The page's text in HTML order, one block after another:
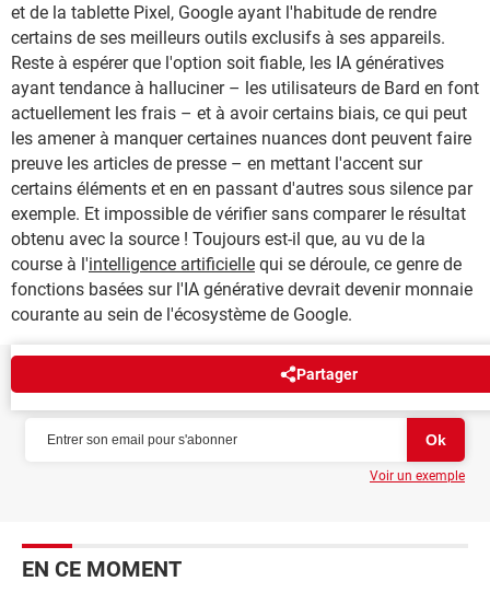
et de la tablette Pixel, Google ayant l'habitude de rendre
certains de ses meilleurs outils exclusifs à ses appareils.
Reste à espérer que l'option soit fiable, les IA génératives
ayant tendance à halluciner – les utilisateurs de Bard en font
actuellement les frais – et à avoir certains biais, ce qui peut
les amener à manquer certaines nuances dont peuvent faire
preuve les articles de presse – en mettant l'accent sur
certains éléments et en en passant d'autres sous silence par
exemple. Et impossible de vérifier sans comparer le résultat
obtenu avec la source ! Toujours est-il que, au vu de la
course à l'intelligence artificielle qui se déroule, ce genre de
fonctions basées sur l'IA générative devrait devenir monnaie
courante au sein de l'écosystème de Google.
Partager
NEWSLETTER
Voir un exemple
EN CE MOMENT